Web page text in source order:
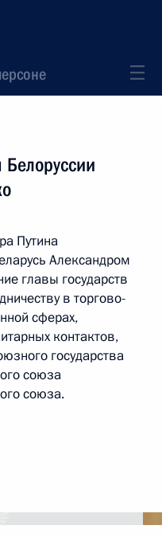
Путина
Александром
главы государств
в торгово-
сферах,
контактов,
государства
союза
союза.